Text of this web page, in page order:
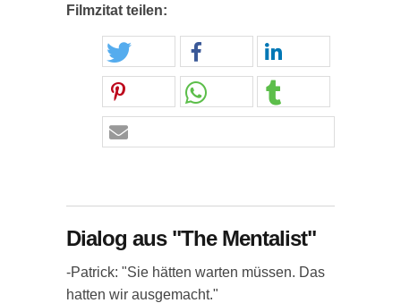
Filmzitat teilen:
Dialog aus "The Mentalist"
-Patrick: "Sie hätten warten müssen. Das
hatten wir ausgemacht."